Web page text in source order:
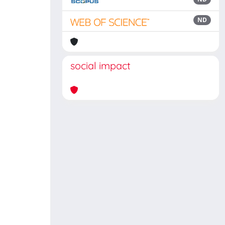
ND
social impact